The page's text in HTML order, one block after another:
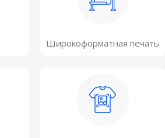
Широкоформатная печать